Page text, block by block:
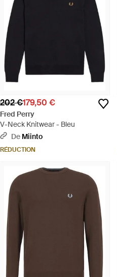
202 €179,50 €
Fred Perry
V-Neck Knitwear - Bleu
De Miinto
RÉDUCTION